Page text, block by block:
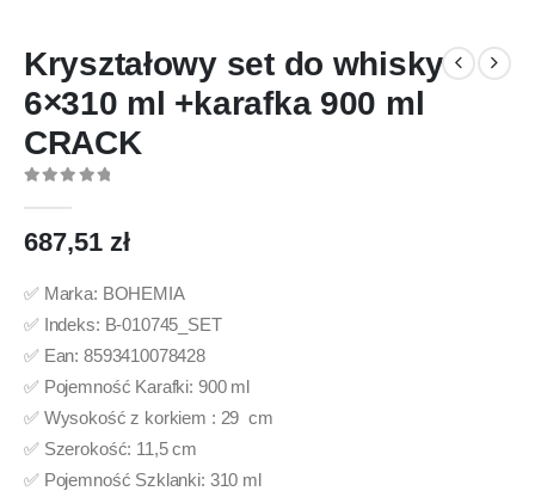
Kryształowy set do whisky
6×310 ml +karafka 900 ml
CRACK
687,51 zł
✅ Marka: BOHEMIA
✅ Indeks: B-010745_SET
✅ Ean: 8593410078428
✅ Pojemność Karafki: 900 ml
✅ Wysokość z korkiem : 29 cm
✅ Szerokość: 11,5 cm
✅ Pojemność Szklanki: 310 ml